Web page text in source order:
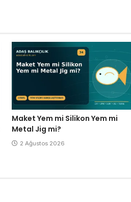
Maket Yem mi Silikon Yem mi
Metal Jig mi?
2 Ağustos 2026